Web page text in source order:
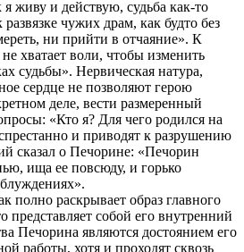
живу и действую, судьба как-то
чужих драм, как будто без
ни прийти в отчаяние». К
хватает воли, чтобы изменить
судьбы». Нервическая натура,
сердце не позволяют герою
деле, вести размеренный
«Кто я? Для чего родился на
и приводят к разрушению
сказал о Печорине: «Печорин
ища ее повсюду, и горько
полно раскрывает образ главного
представляет собой его внутренний
Печорина являются достоянием его
работы, хотя и проходят сквозь